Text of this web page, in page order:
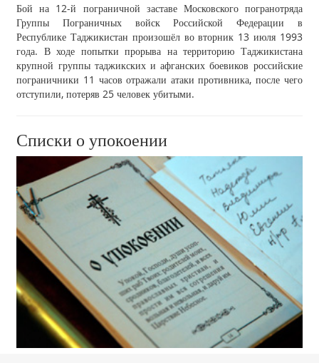
Бой на 12-й пограничной заставе Московского погранотряда
Группы Пограничных войск Российской Федерации в
Республике Таджикистан произошёл во вторник 13 июля 1993
года. В ходе попытки прорыва на территорию Таджикистана
крупной группы таджикских и афганских боевиков российские
пограничники 11 часов отражали атаки противника, после чего
отступили, потеряв 25 человек убитыми.
Списки о упокоении